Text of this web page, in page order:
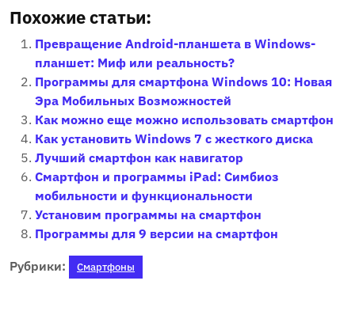
Похожие статьи:
Превращение Android-планшета в Windows-
планшет: Миф или реальность?
Программы для смартфона Windows 10: Новая
Эра Мобильных Возможностей
Как можно еще можно использовать смартфон
Как установить Windows 7 с жесткого диска
Лучший смартфон как навигатор
Смартфон и программы iPad: Симбиоз
мобильности и функциональности
Установим программы на смартфон
Программы для 9 версии на смартфон
Рубрики: Смартфоны